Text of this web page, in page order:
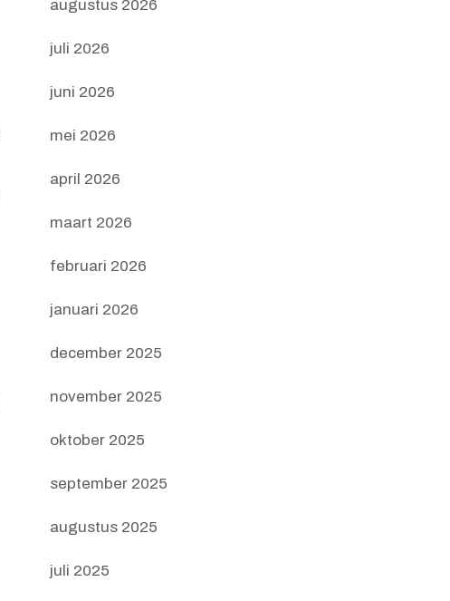
augustus 2026
juli 2026
juni 2026
mei 2026
april 2026
maart 2026
februari 2026
januari 2026
december 2025
november 2025
oktober 2025
september 2025
augustus 2025
juli 2025